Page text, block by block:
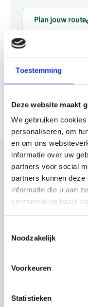
Toestemming
Deze website maakt
We gebruiken
personaliseren, om
en om ons
informatie over uw
partners voor social
partners kunnen
informatie die u aan
verzameld op basis
Noodzakelijk
Voorkeuren
Statistieken
Plan jouw route
Website
Bekijk ook
Ontdek de rest van de
zien wat deze